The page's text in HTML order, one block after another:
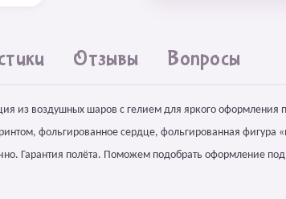
Отзывы Вопросы
из воздушных шаров с гелием для яркого оформления
фольгированное сердце, фольгированная фигура
Гарантия полёта. Поможем подобрать оформление